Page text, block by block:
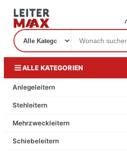
ALLE KATEGORIEN
Anlegeleitern
Stehleitern
Mehrzweckleitern
Schiebeleitern